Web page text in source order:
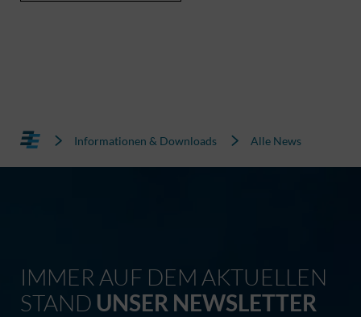
Informationen & Downloads Alle News
IMMER AUF DEM AKTUELLEN
STAND UNSER NEWSLETTER